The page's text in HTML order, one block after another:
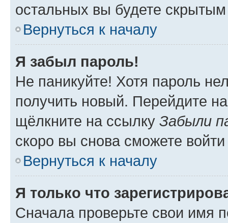
остальных вы будете
Вернуться к началу
Я забыл пароль!
Не паникуйте! Хотя пароль
получить новый. Перейдите
щёлкните на ссылку Забыли
скоро вы снова сможете
Вернуться к началу
Я только что
Сначала проверьте свои имя